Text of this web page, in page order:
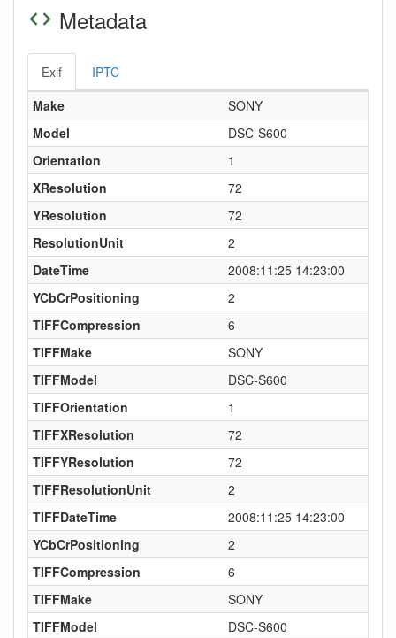
Metadata
Exif
IPTC
Make
SONY
Model
DSC-S600
Orientation
1
XResolution
72
YResolution
72
ResolutionUnit
2
DateTime
2008:11:25 14:23:00
YCbCrPositioning
2
TIFFCompression
6
TIFFMake
SONY
TIFFModel
DSC-S600
TIFFOrientation
1
TIFFXResolution
72
TIFFYResolution
72
TIFFResolutionUnit
2
TIFFDateTime
2008:11:25 14:23:00
YCbCrPositioning
2
TIFFCompression
6
TIFFMake
SONY
TIFFModel
DSC-S600